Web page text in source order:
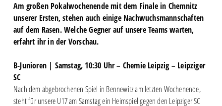
Am großen Pokalwochenende mit dem Finale in Chemnitz
unserer Ersten, stehen auch einige Nachwuchsmannschaften
auf dem Rasen. Welche Gegner auf unsere Teams warten,
erfahrt ihr in der Vorschau.
B-Junioren | Samstag, 10:30 Uhr – Chemie Leipzig – Leipziger
SC
Nach dem abgebrochenen Spiel in Bennewitz am letzten Wochenende,
steht für unsere U17 am Samstag ein Heimspiel gegen den Leipziger SC